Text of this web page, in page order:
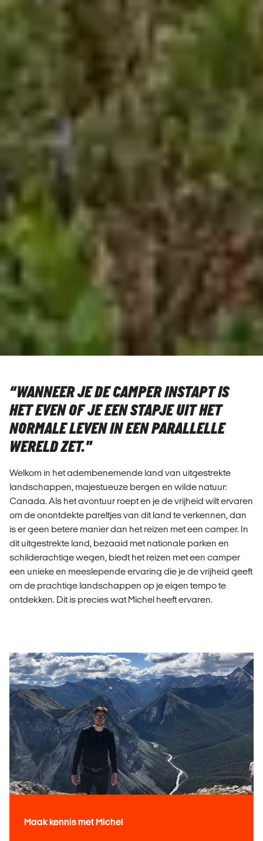
“WANNEER JE DE CAMPER INSTAPT IS
HET EVEN OF JE EEN STAPJE UIT HET
NORMALE LEVEN IN EEN PARALLELLE
WERELD ZET."
Welkom in het adembenemende land van uitgestrekte
landschappen, majestueuze bergen en wilde natuur:
Canada. Als het avontuur roept en je de vrijheid wilt ervaren
om de onontdekte pareltjes van dit land te verkennen, dan
is er geen betere manier dan het reizen met een camper. In
dit uitgestrekte land, bezaaid met nationale parken en
schilderachtige wegen, biedt het reizen met een camper
een unieke en meeslepende ervaring die je de vrijheid geeft
om de prachtige landschappen op je eigen tempo te
ontdekken. Dit is precies wat Michel heeft ervaren.
Maak kennis met Michel